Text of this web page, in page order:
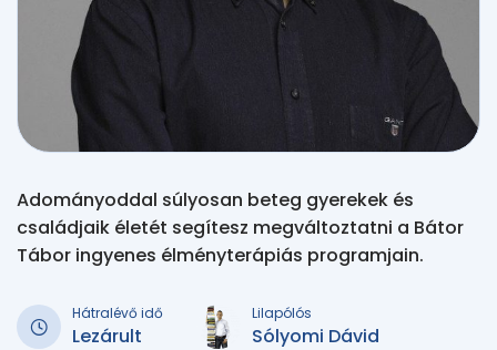
Adományoddal súlyosan beteg gyerekek és
családjaik életét segítesz megváltoztatni a Bátor
Tábor ingyenes élményterápiás programjain.
Hátralévő idő
Lezárult
Lilapólós
Sólyomi Dávid